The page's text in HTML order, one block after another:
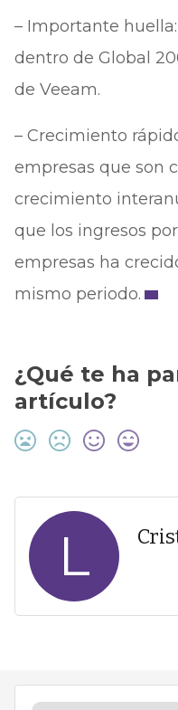
– Importante
dentro de Global
de Veeam.
– Crecimiento
empresas que son
crecimiento
que los ingresos
empresas ha
mismo periodo.
¿Qué te ha
artículo?
L